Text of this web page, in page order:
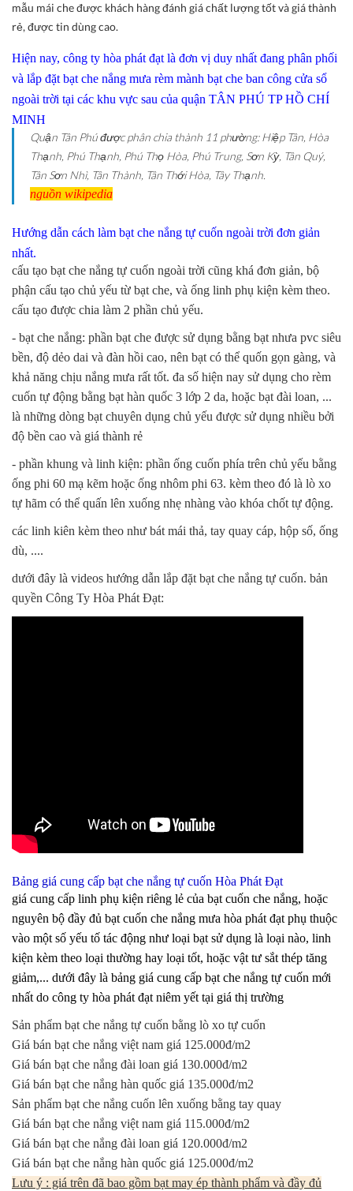
mẫu mái che được khách hàng đánh giá chất lượng tốt và giá thành
rẻ, được tin dùng cao.
Hiện nay, công ty hòa phát đạt là đơn vị duy nhất đang phân phối
và lắp đặt bạt che nắng mưa rèm mành bạt che ban công cửa sổ
ngoài trời tại các khu vực sau của quận TÂN PHÚ TP HỒ CHÍ
MINH
Quận Tân Phú được phân chia thành 11 phường: Hiệp Tân, Hòa
Thạnh, Phú Thạnh, Phú Thọ Hòa, Phú Trung, Sơn Kỳ, Tân Quý,
Tân Sơn Nhì, Tân Thành, Tân Thới Hòa, Tây Thạnh.
nguồn wikipedia
Hướng dẫn cách làm bạt che nắng tự cuốn ngoài trời đơn giản
nhất.
cấu tạo bạt che nắng tự cuốn ngoài trời cũng khá đơn giản, bộ
phận cấu tạo chủ yếu từ bạt che, và ống linh phụ kiện kèm theo.
cấu tạo được chia làm 2 phần chủ yếu.
- bạt che nắng: phần bạt che được sử dụng bằng bạt nhưa pvc siêu
bền, độ dẻo dai và đàn hồi cao, nên bạt có thể quốn gọn gàng, và
khả năng chịu nắng mưa rất tốt. đa số hiện nay sử dụng cho rèm
cuốn tự động bằng bạt hàn quốc 3 lớp 2 da, hoặc bạt đài loan, ...
là những dòng bạt chuyên dụng chủ yếu được sử dụng nhiều bởi
độ bền cao và giá thành rẻ
- phần khung và linh kiện: phần ống cuốn phía trên chủ yếu bằng
ống phi 60 mạ kẽm hoặc ống nhôm phi 63. kèm theo đó là lò xo
tự hãm có thể quấn lên xuống nhẹ nhàng vào khóa chốt tự động.
các linh kiên kèm theo như bát mái thả, tay quay cáp, hộp số, ống
dù, ....
dưới đây là videos hướng dẫn lắp đặt bạt che nắng tự cuốn. bản
quyền Công Ty Hòa Phát Đạt:
Bảng giá cung cấp bạt che nắng tự cuốn Hòa Phát Đạt
giá cung cấp linh phụ kiện riêng lẻ của bạt cuốn che nắng, hoặc
nguyên bộ đầy đủ bạt cuốn che nắng mưa hòa phát đạt phụ thuộc
vào một số yếu tố tác động như loại bạt sử dụng là loại nào, linh
kiện kèm theo loại thường hay loại tốt, hoặc vật tư sắt thép tăng
giảm,... dưới đây là bảng giá cung cấp bạt che nắng tự cuốn mới
nhất do công ty hòa phát đạt niêm yết tại giá thị trường
Sản phẩm bạt che nắng tự cuốn bằng lò xo tự cuốn
Giá bán bạt che nắng việt nam giá 125.000đ/m2
Giá bán bạt che nắng đài loan giá 130.000đ/m2
Giá bán bạt che nắng hàn quốc giá 135.000đ/m2
Sản phẩm bạt che nắng cuốn lên xuống bằng tay quay
Giá bán bạt che nắng việt nam giá 115.000đ/m2
Giá bán bạt che nắng đài loan giá 120.000đ/m2
Giá bán bạt che nắng hàn quốc giá 125.000đ/m2
Lưu ý : giá trên đã bao gồm bạt may ép thành phẩm và đầy đủ